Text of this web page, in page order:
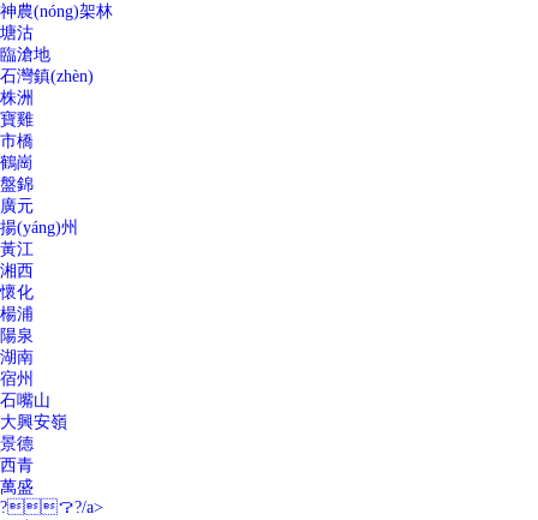
神農(nóng)架林
塘沽
臨滄地
石灣鎮(zhèn)
株洲
寶雞
市橋
鶴崗
盤錦
廣元
揚(yáng)州
黃江
湘西
懷化
楊浦
陽泉
湖南
宿州
石嘴山
大興安嶺
景德
西青
萬盛
?？?/a>